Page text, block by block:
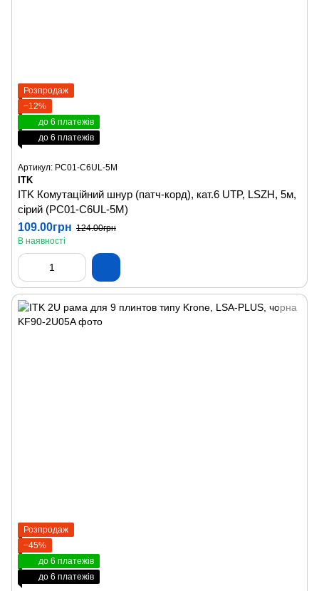
Розпродаж
−12%
до 6 платежів
до 6 платежів
Артикул: PC01-C6UL-5M
ITK
ITK Комутаційний шнур (патч-корд), кат.6 UTP, LSZH, 5м,
сірий (PC01-C6UL-5M)
109.00грн 124.00грн
В наявності
Розпродаж
−45%
до 6 платежів
до 6 платежів